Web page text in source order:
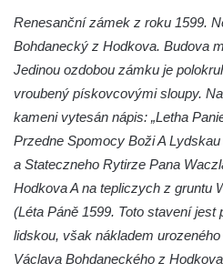
Zámek Bílina
Zámek Roztoky u Prahy
Zámek Nový Berštejn
Zámek Cítoliby
Zámek Blšany u Loun
Zámek Nový Hrad v Jimlíně
Zámek Velké Žernoseky
Renesanční zámek z roku 1599.
Bohdanecký z Hodkova. Budova
Jedinou ozdobou zámku je
vroubený pískovcovými sloupy.
kameni vytesán nápis: „Letha
Przedne Spomocy Boži A
a Stateczneho Rytirze Pana
Hodkova A na tepliczych z gruntu
(Léta Páně 1599. Toto stavení
lidskou, však nákladem
Václava Bohdaneckého z